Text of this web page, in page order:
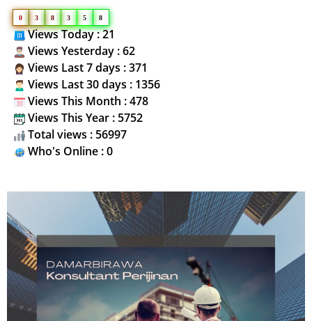
0 3 8 3 5 8
Views Today : 21
Views Yesterday : 62
Views Last 7 days : 371
Views Last 30 days : 1356
Views This Month : 478
Views This Year : 5752
Total views : 56997
Who's Online : 0